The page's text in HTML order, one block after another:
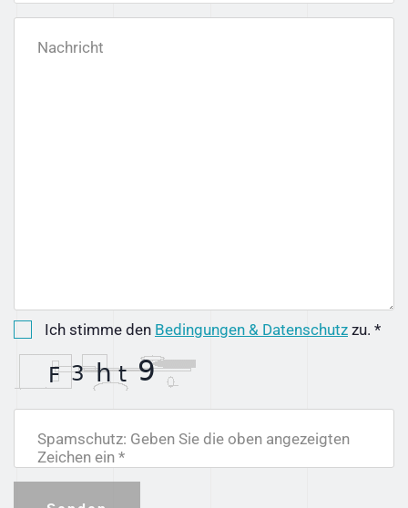
Nachricht
Ich stimme den Bedingungen & Datenschutz zu. *
Spamschutz: Geben Sie die oben angezeigten
Zeichen ein *